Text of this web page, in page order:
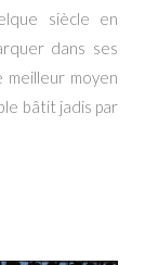
siècle en
dans ses
moyen
bâtit jadis par